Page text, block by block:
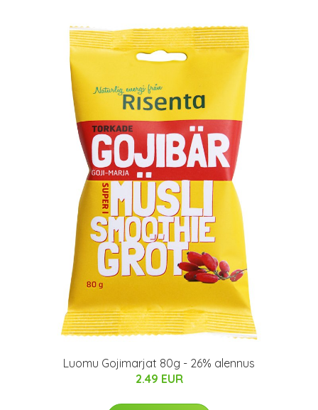
Luomu Gojimarjat 80g - 26% alennus
2.49 EUR